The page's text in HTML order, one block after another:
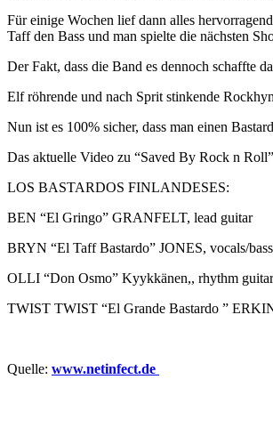
Für einige Wochen lief dann alles
Taff den Bass und man spielte die nächsten
Der Fakt, dass die Band es dennoch schaffte
Elf röhrende und nach Sprit stinkende
Nun ist es 100% sicher, dass man einen
Das aktuelle Video zu “Saved By Rock n
LOS BASTARDOS FINLANDESES:
BEN “El Gringo” GRANFELT, lead guitar
BRYN “El Taff Bastardo” JONES, vocals/bass
OLLI “Don Osmo” Kyykkänen,, rhythm guitar
TWIST TWIST “El Grande Bastardo ”
Quelle: www.netinfect.de